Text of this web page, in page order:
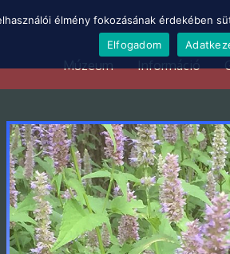
Múzeum Információ
élmény fokozásának érdekében
Elfogadom